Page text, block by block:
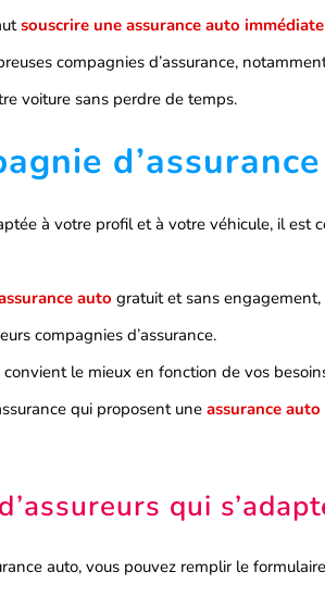
souscrire une assurance auto immédiate
compagnies d’assurance,
voiture sans perdre de temps.
d’assurance
à votre profil et à votre véhicule, il est
auto gratuit et sans
compagnies d’assurance.
convient le mieux en fonction de vos
qui proposent une assurance
qui
auto, vous pouvez remplir le